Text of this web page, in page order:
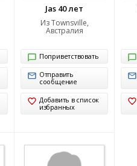
Jas 40 лет
Из Townsville,
Австралия
Поприветствовать
Отправить
сообщение
Добавить в список
избранных